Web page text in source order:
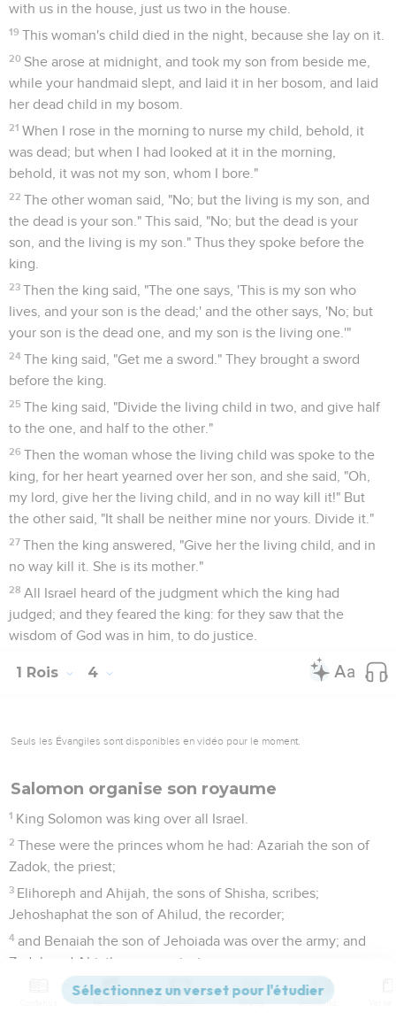
with us in the house, just us two in the house.
19 This woman's child died in the night, because she lay on it.
20 She arose at midnight, and took my son from beside me,
while your handmaid slept, and laid it in her bosom, and laid
her dead child in my bosom.
21 When I rose in the morning to nurse my child, behold, it
was dead; but when I had looked at it in the morning,
behold, it was not my son, whom I bore."
22 The other woman said, "No; but the living is my son, and
the dead is your son." This said, "No; but the dead is your
son, and the living is my son." Thus they spoke before the
king.
23 Then the king said, "The one says, 'This is my son who
lives, and your son is the dead;' and the other says, 'No; but
your son is the dead one, and my son is the living one.'"
24 The king said, "Get me a sword." They brought a sword
before the king.
25 The king said, "Divide the living child in two, and give half
to the one, and half to the other."
26 Then the woman whose the living child was spoke to the
king, for her heart yearned over her son, and she said, "Oh,
my lord, give her the living child, and in no way kill it!" But
the other said, "It shall be neither mine nor yours. Divide it."
27 Then the king answered, "Give her the living child, and in
no way kill it. She is its mother."
28 All Israel heard of the judgment which the king had
judged; and they feared the king: for they saw that the
wisdom of God was in him, to do justice.
1 Rois 4
Seuls les Évangiles sont disponibles en vidéo pour le moment.
Salomon organise son royaume
1 King Solomon was king over all Israel.
2 These were the princes whom he had: Azariah the son of
Zadok, the priest;
3 Elihoreph and Ahijah, the sons of Shisha, scribes;
Jehoshaphat the son of Ahilud, the recorder;
4 and Benaiah the son of Jehoiada was over the army; and
Zadok and Abiathar were priests;
and Azariah the son of Nathan was over the officers; and
Versions Commentaires Strong